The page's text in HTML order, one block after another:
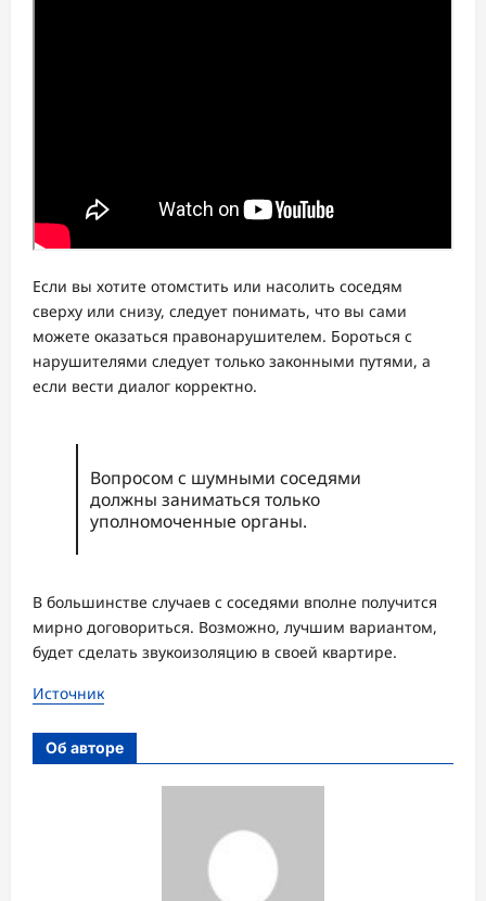
Если вы хотите отомстить или насолить соседям
сверху или снизу, следует понимать, что вы сами
можете оказаться правонарушителем. Бороться с
нарушителями следует только законными путями, а
если вести диалог корректно.
Вопросом с шумными соседями
должны заниматься только
уполномоченные органы.
В большинстве случаев с соседями вполне получится
мирно договориться. Возможно, лучшим вариантом,
будет сделать звукоизоляцию в своей квартире.
Источник
Об авторе